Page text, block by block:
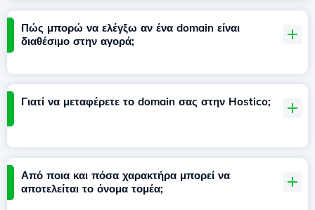
Πώς μπορώ να ελέγξω αν ένα domain είναι
διαθέσιμο στην αγορά;
Γιατί να μεταφέρετε το domain σας στην Hostico;
Από ποια και πόσα χαρακτήρα μπορεί να
αποτελείται το όνομα τομέα;